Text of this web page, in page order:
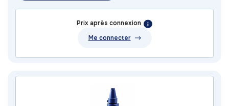
Prix après connexion
Me connecter